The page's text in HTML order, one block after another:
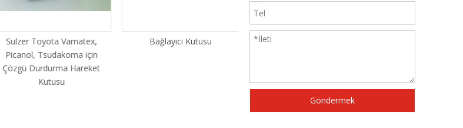
Sulzer Toyota Vamatex,
Picanol, Tsudakoma için
Çözgü Durdurma Hareket
Kutusu
Bağlayıcı Kutusu
Warp Stop Motion'ın Orta
Göndermek